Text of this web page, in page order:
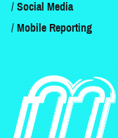
Social Media
Mobile Reporting